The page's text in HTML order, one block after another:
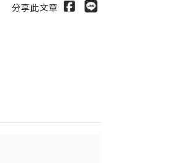
分享此文章